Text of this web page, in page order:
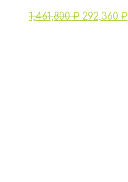
1,461,800₽ 292,360 ₽